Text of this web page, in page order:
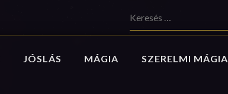
JÓSLÁS MÁGIA SZERELMI MÁGIA